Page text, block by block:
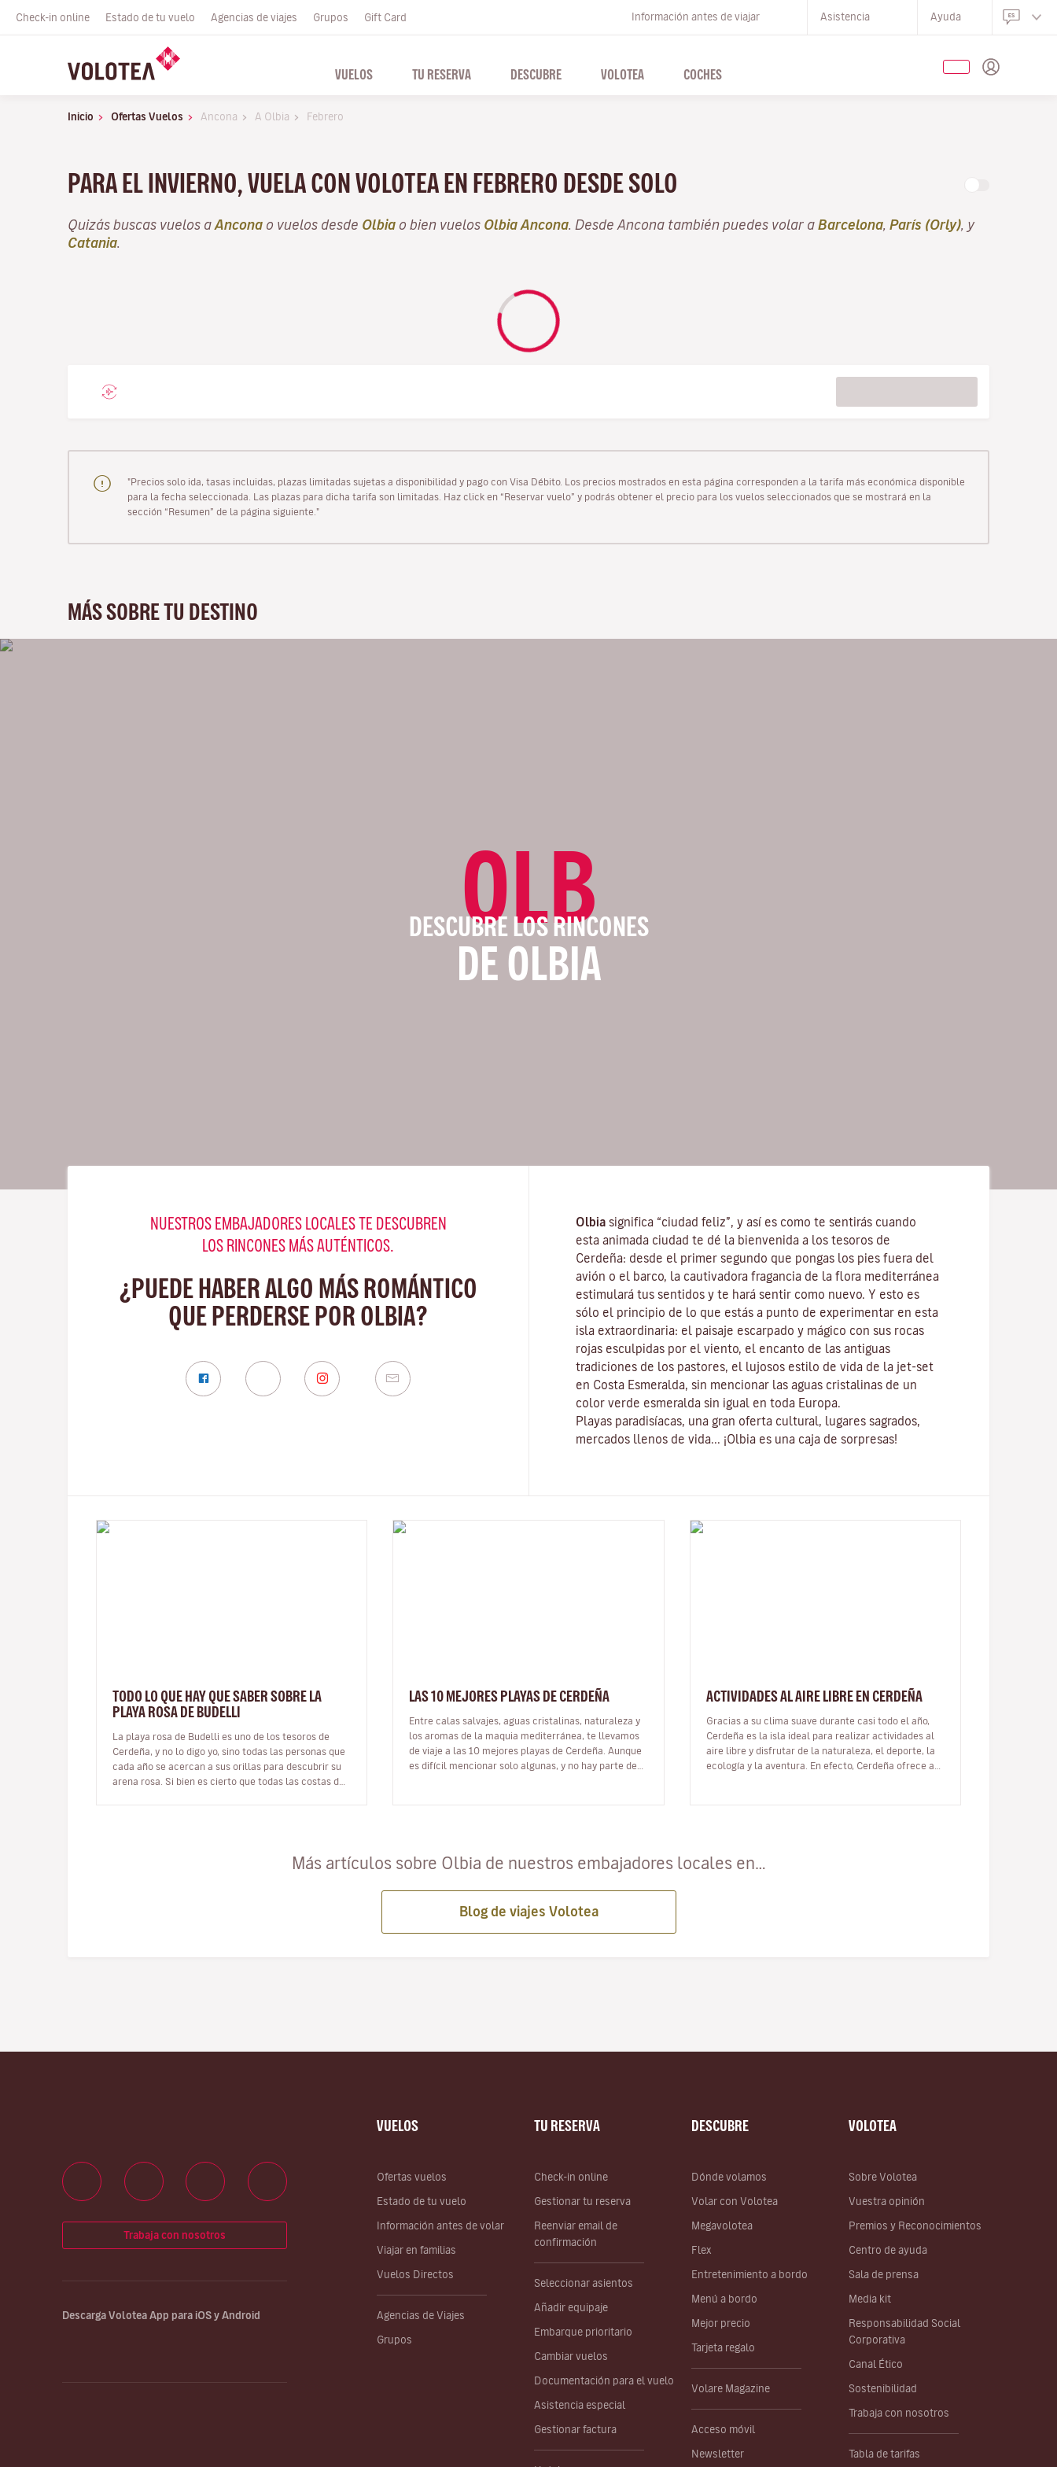
Check-in online Estado de tu vuelo Agencias de viajes Grupos Gift Card Información antes de viajar Asistencia Ayuda
VUELOS TU RESERVA DESCUBRE VOLOTEA COCHES
Inicio Ofertas Vuelos Ancona A Olbia Febrero
PARA EL INVIERNO, VUELA CON VOLOTEA EN FEBRERO DESDE SOLO
Quizás buscas vuelos a Ancona o vuelos desde Olbia o bien vuelos Olbia Ancona . Desde Ancona también puedes volar a Barcelona París (Orly) , y
Catania
"Precios solo ida, tasas incluidas, plazas limitadas sujetas a disponibilidad y pago con Visa Débito. Los precios mostrados en esta página corresponden a la tarifa más económica disponible
para la fecha seleccionada. Las plazas para dicha tarifa son limitadas. Haz click en “Reservar vuelo” y podrás obtener el precio para los vuelos seleccionados que se mostrará en la
sección “Resumen” de la página siguiente."
MÁS SOBRE TU DESTINO
OLB
DESCUBRE LOS RINCONES
DE OLBIA
NUESTROS EMBAJADORES LOCALES TE DESCUBREN
LOS RINCONES MÁS AUTÉNTICOS.
¿PUEDE HABER ALGO MÁS ROMÁNTICO
QUE PERDERSE POR OLBIA?
Olbia significa “ciudad feliz”, y así es como te sentirás cuando
esta animada ciudad te dé la bienvenida a los tesoros de
Cerdeña: desde el primer segundo que pongas los pies fuera del
avión o el barco, la cautivadora fragancia de la flora mediterránea
estimulará tus sentidos y te hará sentir como nuevo. Y esto es
sólo el principio de lo que estás a punto de experimentar en esta
isla extraordinaria: el paisaje escarpado y mágico con sus rocas
rojas esculpidas por el viento , el encanto de las antiguas
tradiciones de los pastores, el lujosos estilo de vida de la jet-set
en Costa Esmeralda , sin mencionar las aguas cristalinas de un
color verde esmeralda sin igual en toda Europa.
Playas paradisíacas, una gran oferta cultural, lugares sagrados,
mercados llenos de vida... ¡Olbia es una caja de sorpresas!
TODO LO QUE HAY QUE SABER SOBRE LA
PLAYA ROSA DE BUDELLI
La playa rosa de Budelli es uno de los tesoros de
Cerdeña, y no lo digo yo, sino todas las personas que
cada año se acercan a sus orillas para descubrir su
arena rosa. Si bien es cierto que todas las costas de
LAS 10 MEJORES PLAYAS DE CERDEÑA
Entre calas salvajes, aguas cristalinas, naturaleza y
los aromas de la maquia mediterránea, te llevamos
de viaje a las 10 mejores playas de Cerdeña. Aunque
es difícil mencionar solo algunas, y no hay parte de
ACTIVIDADES AL AIRE LIBRE EN CERDEÑA
Gracias a su clima suave durante casi todo el año,
Cerdeña es la isla ideal para realizar actividades al
aire libre y disfrutar de la naturaleza, el deporte, la
ecología y la aventura. En efecto, Cerdeña ofrece a
Más artículos sobre Olbia de nuestros embajadores locales en…
Blog de viajes Volotea
VUELOS
Ofertas vuelos
Estado de tu vuelo
Información antes de volar
Viajar en familias
Vuelos Directos
Agencias de Viajes
Grupos
TU RESERVA
Check-in online
Gestionar tu reserva
Reenviar email de
confirmación
Seleccionar asientos
Añadir equipaje
Embarque prioritario
Cambiar vuelos
Documentación para el vuelo
Asistencia especial
Gestionar factura
DESCUBRE
Dónde volamos
Volar con Volotea
Megavolotea
Flex
Entretenimiento a bordo
Menú a bordo
Mejor precio
Tarjeta regalo
Volare Magazine
Acceso móvil
Newsletter
VOLOTEA
Sobre Volotea
Vuestra opinión
Premios y Reconocimientos
Centro de ayuda
Sala de prensa
Media kit
Responsabilidad Social
Corporativa
Canal Ético
Sostenibilidad
Trabaja con nosotros
Tabla de tarifas
Trabaja con nosotros
Descarga Volotea App para iOS y Android